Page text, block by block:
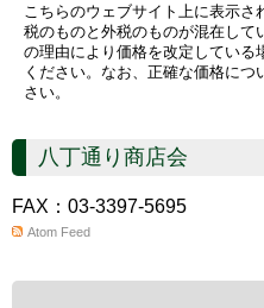
こちらのウェブサイト上に表示
税のものと外税のものが混在して
の理由により価格を改定している
ください。なお、正確な価格に
さい。
八丁通り商店会
FAX：03-3397-5695
Atom Feed